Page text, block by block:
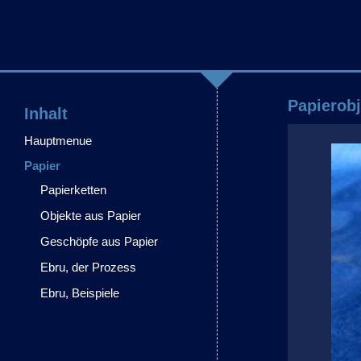
Inhalt
Hauptmenue
Papier
Papierketten
Objekte aus Papier
Geschöpfe aus Papier
Ebru, der Prozess
Ebru, Beispiele